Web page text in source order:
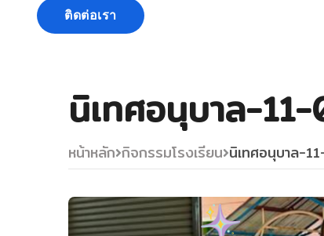
ติดต่อเรา
นิเทศอนุบาล-
หน้าหลัก กิจกรรมโรงเรียน นิเทศอนุบาล-